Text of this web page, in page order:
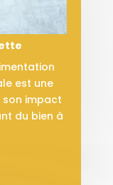
est une
son impact
du bien à